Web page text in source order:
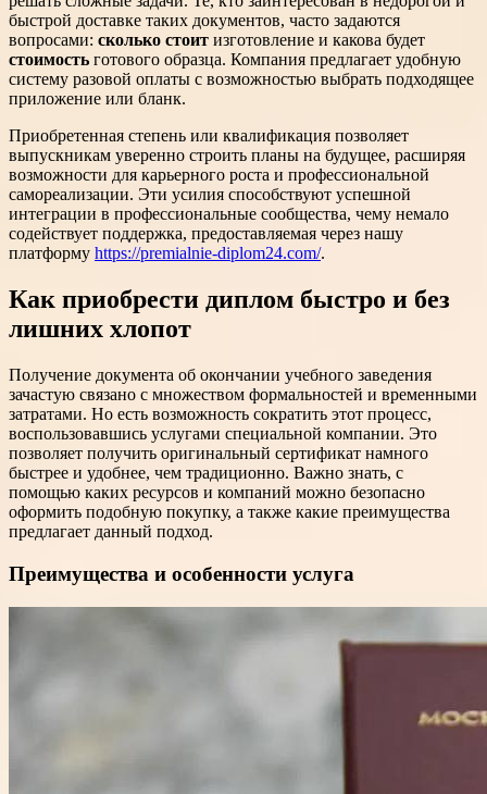
быстрой доставке таких документов, часто задаются
вопросами: сколько стоит изготовление и какова будет
стоимость готового образца. Компания предлагает удобную
систему разовой оплаты с возможностью выбрать подходящее
приложение или бланк.
Приобретенная степень или квалификация позволяет
выпускникам уверенно строить планы на будущее, расширяя
возможности для карьерного роста и профессиональной
самореализации. Эти усилия способствуют успешной
интеграции в профессиональные сообщества, чему немало
содействует поддержка, предоставляемая через нашу
платформу https://premialnie-diplom24.com/.
Как приобрести диплом быстро и без
лишних хлопот
Получение документа об окончании учебного заведения
зачастую связано с множеством формальностей и временными
затратами. Но есть возможность сократить этот процесс,
воспользовавшись услугами специальной компании. Это
позволяет получить оригинальный сертификат намного
быстрее и удобнее, чем традиционно. Важно знать, с
помощью каких ресурсов и компаний можно безопасно
оформить подобную покупку, а также какие преимущества
предлагает данный подход.
Преимущества и особенности услуга